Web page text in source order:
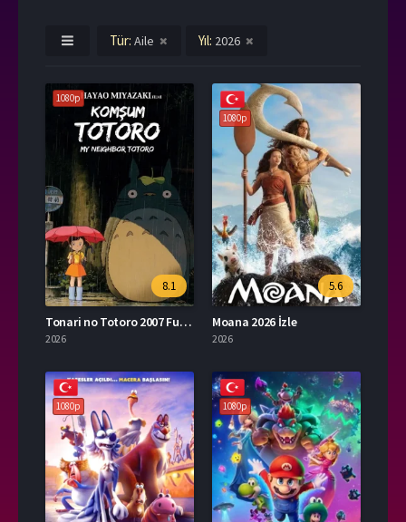
Tür: Aile Yıl: 2026
1080p
8.1
Tonari no Totoro 2007 Full İzle
2026
1080p
5.6
Moana 2026 İzle
2026
1080p 1080p